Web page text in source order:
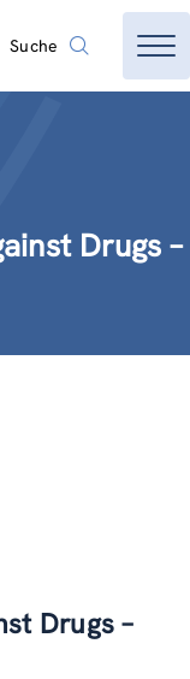
Suche
Drugs –
Drugs –